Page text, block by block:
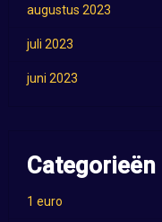
augustus 2023
juli 2023
juni 2023
Categorieën
1 euro